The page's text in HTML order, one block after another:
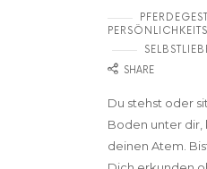
SHARE
Du stehst oder
Boden unter dir,
deinen Atem.